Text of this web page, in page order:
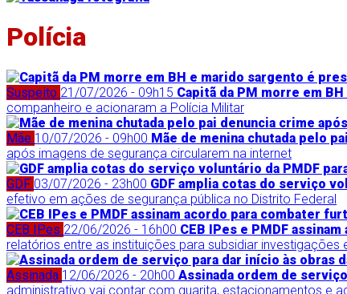
Polícia
Suspeito 21/07/2026 - 09h15 Capitã da PM morre em
companheiro e acionaram a Polícia Militar
Mãe 10/07/2026 - 09h00 Mãe de menina chutada pelo
após imagens de segurança circularem na internet
GDF 03/07/2026 - 23h00 GDF amplia cotas do serviço
efetivo em ações de segurança pública no Distrito Federal
CEB IPes 22/06/2026 - 16h00 CEB IPes e PMDF
relatórios entre as instituições para subsidiar
Assinada 12/06/2026 - 20h00 Assinada ordem de
administrativo vai contar com guarita, estacionamentos e